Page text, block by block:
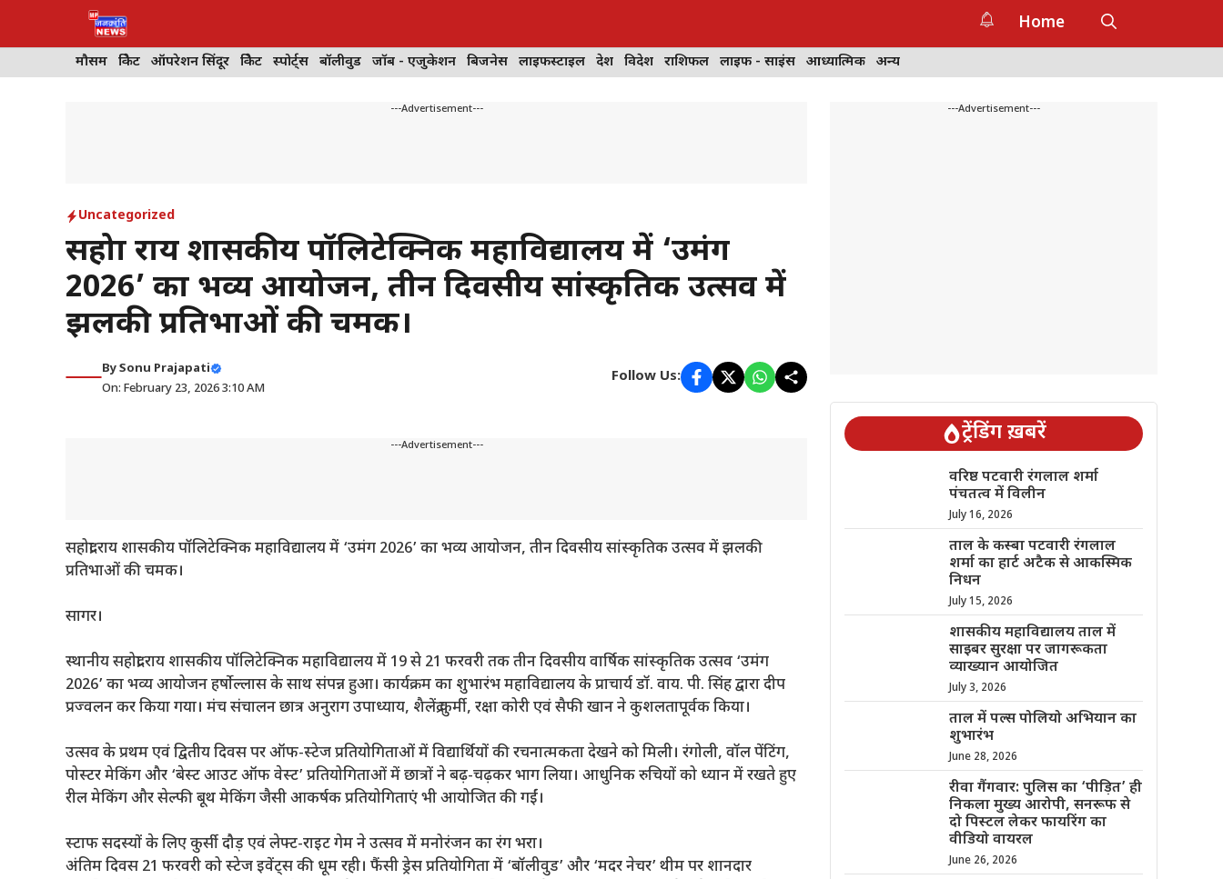
Home
मौसम क्रिकेट ऑपरेशन सिंदूर क्रिकेट स्पोर्ट्स बॉलीवुड जॉब - एजुकेशन बिजनेस लाइफस्टाइल देश विदेश राशिफल लाइफ - साइंस आध्यात्मिक अन्य
---Advertisement---
Uncategorized
सहोद्रा राय शासकीय पॉलिटेक्निक महाविद्यालय में ‘उमंग
2026’ का भव्य आयोजन, तीन दिवसीय सांस्कृतिक उत्सव में
झलकी प्रतिभाओं की चमक।
BySonu Prajapati
On: February 23, 2026 3:10 AM
Follow Us:
---Advertisement---
सहोद्रा राय शासकीय पॉलिटेक्निक महाविद्यालय में ‘उमंग 2026’ का भव्य आयोजन, तीन दिवसीय सांस्कृतिक उत्सव में झलकी
प्रतिभाओं की चमक।
सागर।
स्थानीय सहोद्रा राय शासकीय पॉलिटेक्निक महाविद्यालय में 19 से 21 फरवरी तक तीन दिवसीय वार्षिक सांस्कृतिक उत्सव ‘उमंग
2026’ का भव्य आयोजन हर्षोल्लास के साथ संपन्न हुआ। कार्यक्रम का शुभारंभ महाविद्यालय के प्राचार्य डॉ. वाय. पी. सिंह द्वारा दीप
प्रज्वलन कर किया गया। मंच संचालन छात्र अनुराग उपाध्याय, शैलेंद्र कुर्मी, रक्षा कोरी एवं सैफी खान ने कुशलतापूर्वक किया।
उत्सव के प्रथम एवं द्वितीय दिवस पर ऑफ-स्टेज प्रतियोगिताओं में विद्यार्थियों की रचनात्मकता देखने को मिली। रंगोली, वॉल पेंटिंग,
पोस्टर मेकिंग और ‘बेस्ट आउट ऑफ वेस्ट’ प्रतियोगिताओं में छात्रों ने बढ़-चढ़कर भाग लिया। आधुनिक रुचियों को ध्यान में रखते हुए
रील मेकिंग और सेल्फी बूथ मेकिंग जैसी आकर्षक प्रतियोगिताएं भी आयोजित की गईं।
स्टाफ सदस्यों के लिए कुर्सी दौड़ एवं लेफ्ट-राइट गेम ने उत्सव में मनोरंजन का रंग भरा।
अंतिम दिवस 21 फरवरी को स्टेज इवेंट्स की धूम रही। फैंसी ड्रेस प्रतियोगिता में ‘बॉलीवुड’ और ‘मदर नेचर’ थीम पर शानदार
---Advertisement---
ट्रेंडिंग ख़बरें
वरिष्ठ पटवारी रंगलाल शर्मा
पंचतत्व में विलीन
July 16, 2026
ताल के कस्बा पटवारी रंगलाल
शर्मा का हार्ट अटैक से आकस्मिक
निधन
July 15, 2026
शासकीय महाविद्यालय ताल में
साइबर सुरक्षा पर जागरूकता
व्याख्यान आयोजित
July 3, 2026
ताल में पल्स पोलियो अभियान का
शुभारंभ
June 28, 2026
रीवा गैंगवार: पुलिस का ‘पीड़ित’ ही
निकला मुख्य आरोपी, सनरूफ से
दो पिस्टल लेकर फायरिंग का
वीडियो वायरल
June 26, 2026